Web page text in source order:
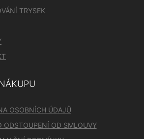
TRYSEK
OSOBNÍCH ÚDAJŮ
ODSTOUPENÍ OD SMLOUVY